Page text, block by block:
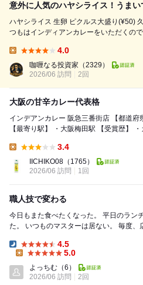
意外に人気のハヤシライス！うまい
ハヤシライス 生卵 ピクルス大盛り(¥50) 久しぶりにやってきました。い
つもはインディアンカレーをいただくの
はかなり甘めの味で全くテーストが違い
方がオススメです。...
4.0
咖喱なる投資家 （2329）
2026/06 訪問
2回
大阪の甘辛カレー代表格
インデアンカレー 阪急三番街店 【都道府県】 ・大阪府（大阪市北区）
【最寄り駅】 ・大阪梅田駅 【受賞歴】 ・カレーWEST百名店2023 【注
3.4
IICHIKO08 （1765）
2026/06 訪問
1回
職人技で変わる
今日もまた食べたくなった。 平日のランチ時、全く列ができていなかっ
た。 いつものマスターは居ない。 毎度、店と人での職人技に気づかされ
Dinner:
4.5
5.0
よっちむ （6）
2026/06 訪問
2回